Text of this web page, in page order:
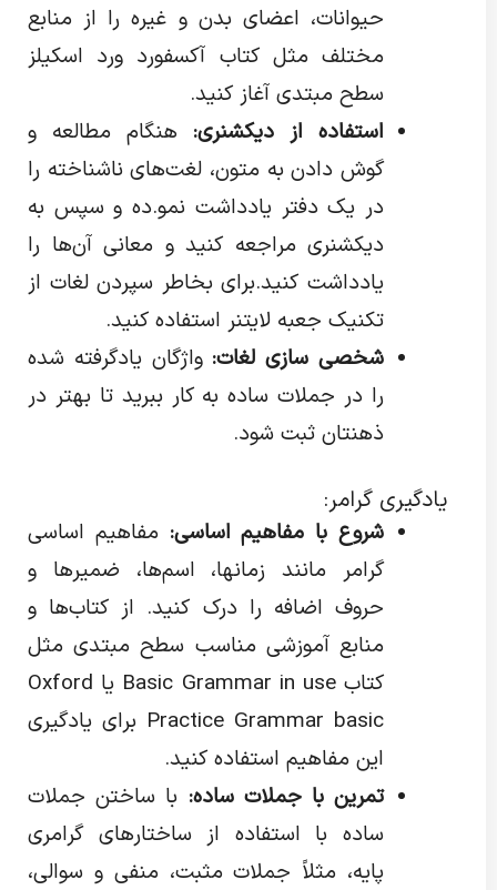
حیوانات، اعضای بدن و غیره را از منابع
مختلف مثل کتاب آکسفورد ورد اسکیلز
سطح مبتدی آغاز کنید.
استفاده از دیکشنری:هنگام مطالعه و
گوش دادن به متون، لغت‌های ناشناخته را
در یک دفتر یادداشت نمو.ده و سپس به
دیکشنری مراجعه کنید و معانی آن‌ها را
یادداشت کنید.برای بخاطر سپردن لغات از
تکنیک جعبه لایتنر استفاده کنید.
شخصی سازی لغات:واژگان یادگرفته شده
را در جملات ساده به کار ببرید تا بهتر در
ذهنتان ثبت شود.
یادگیری گرامر:
شروع با مفاهیم اساسی:مفاهیم اساسی
گرامر مانند زمانها، اسم‌ها، ضمیرها و
حروف اضافه را درک کنید. از کتاب‌ها و
منابع آموزشی مناسب سطح مبتدی مثل
کتاب Basic Grammar in use یا Oxford
Practice Grammar basic برای یادگیری
این مفاهیم استفاده کنید.
تمرین با جملات ساده:با ساختن جملات
ساده با استفاده از ساختارهای گرامری
پایه، مثلاً جملات مثبت، منفی و سوالی،